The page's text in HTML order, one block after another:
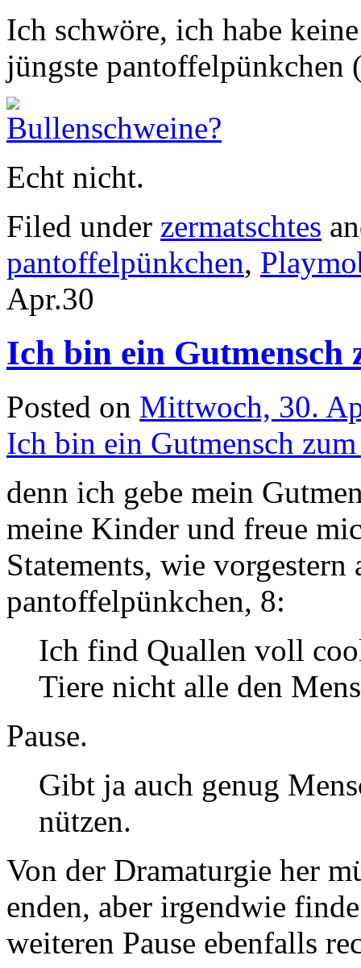
Ich schwöre, ich habe
jüngste pantoffelpünkchen
Echt nicht.
Filed under zermatschtes
pantoffelpünkchen,
Apr.30
Ich bin ein Gutmensch
Posted on Mittwoch, 30.
Ich bin ein Gutmensch
denn ich gebe mein
meine Kinder und freue
Statements, wie
pantoffelpünkchen, 8:
Ich find Quallen voll
Tiere nicht alle den
Pause.
Gibt ja auch genug
nützen.
Von der Dramaturgie her
enden, aber irgendwie
weiteren Pause ebenfalls